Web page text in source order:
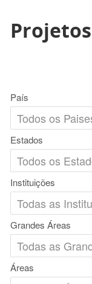
País
Estados
Instituições
Grandes Áreas
Áreas